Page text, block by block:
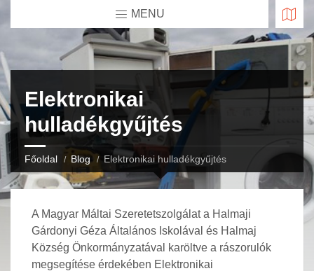
MENU
Elektronikai
hulladékgyűjtés
Főoldal Blog Elektronikai hulladékgyűjtés
A Magyar Máltai Szeretetszolgálat a Halmaji
Gárdonyi Géza Általános Iskolával és Halmaj
Község Önkormányzatával karöltve a rászorulók
megsegítése érdekében Elektronikai